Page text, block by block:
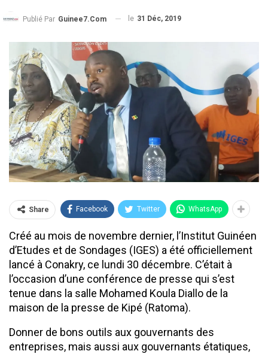
Publié Par Guinee7.com le 31 Déc, 2019
Share Facebook Twitter WhatsApp
Créé au mois de novembre dernier, l’Institut Guinéen
d’Etudes et de Sondages (IGES) a été officiellement
lancé à Conakry, ce lundi 30 décembre. C’était à
l’occasion d’une conférence de presse qui s’est
tenue dans la salle Mohamed Koula Diallo de la
maison de la presse de Kipé (Ratoma).
Donner de bons outils aux gouvernants des
entreprises, mais aussi aux gouvernants étatiques,